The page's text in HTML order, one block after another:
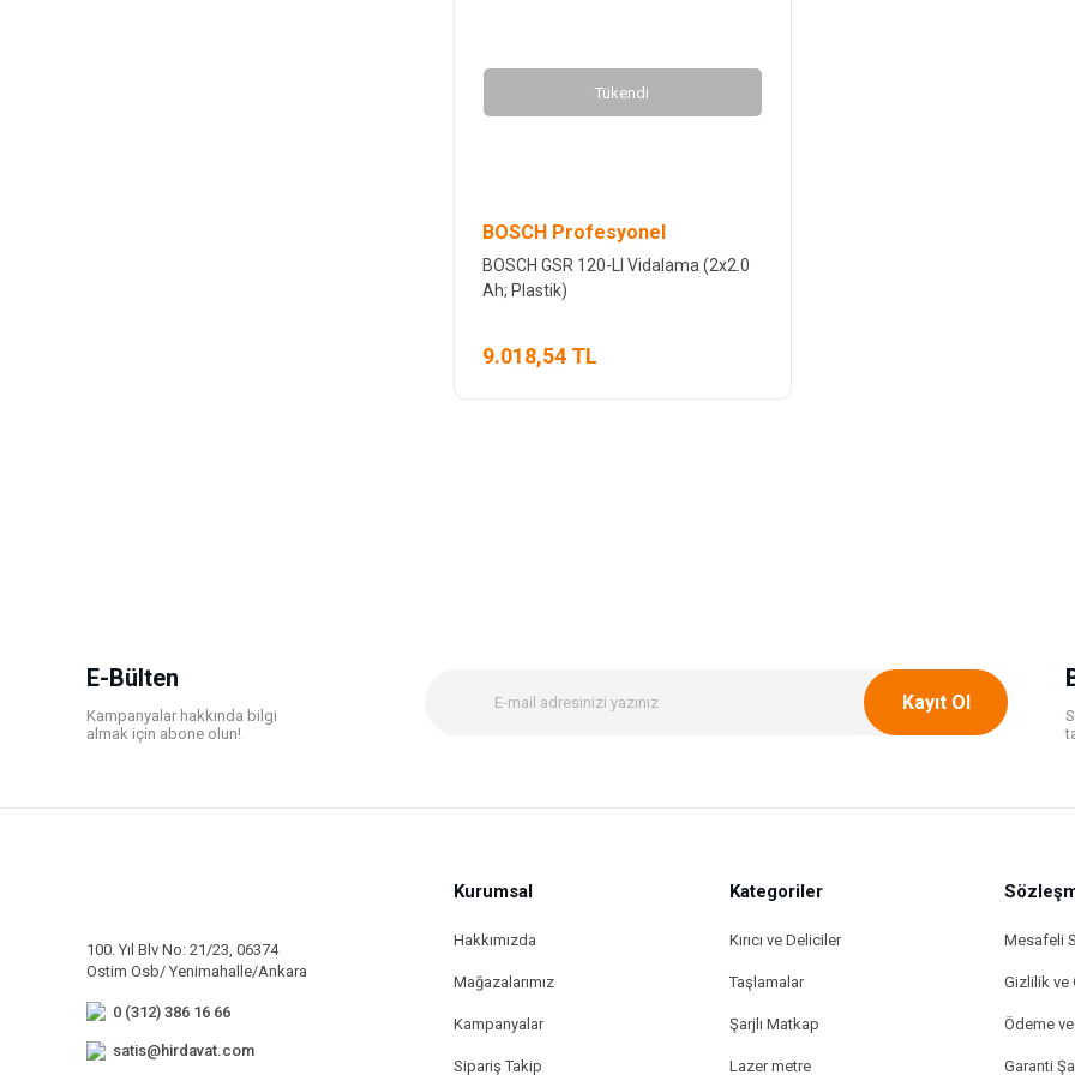
Tükendi
BOSCH Profesyonel
BOSCH GSR 120-LI Vidalama (2x2.0
Ah; Plastik)
9.018,54 TL
E-Bülten
Kampanyalar hakkında bilgi
almak için abone olun!
Kayıt Ol
100. Yıl Blv No: 21/23, 06374
Ostim Osb/ Yenimahalle/Ankara
0 (312) 386 16 66
satis@hirdavat.com
Kurumsal
Hakkımızda
Mağazalarımız
Kampanyalar
Sipariş Takip
Kategoriler
Kırıcı ve Deliciler
Taşlamalar
Şarjlı Matkap
Lazer metre
Mesafeli
Gizlilik ve
Ödeme
Garanti